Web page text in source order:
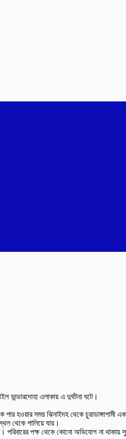
ভান্ডারদোহা এলাকায় এ দুর্ঘটনা ঘটে।
পার হওয়ার সময় ঝিনাইদহ থেকে
থেকে পালিয়ে যায়।
পরিবারের পক্ষ থেকে কোনো অভিযোগ না